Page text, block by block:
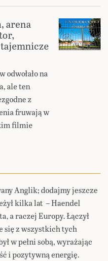
arena
na
ale ten
z
fruwają w
filmie
Anglik; dodajmy jeszcze
kilka lat – Haendel
a raczej Europy. Łączył
z wszystkich tych
w pełni sobą, wyrażając
i pozytywną energię.